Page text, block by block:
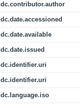
dc.contributor.author
dc.date.accessioned
dc.date.available
dc.date.issued
dc.identifier.uri
dc.identifier.uri
dc.language.iso